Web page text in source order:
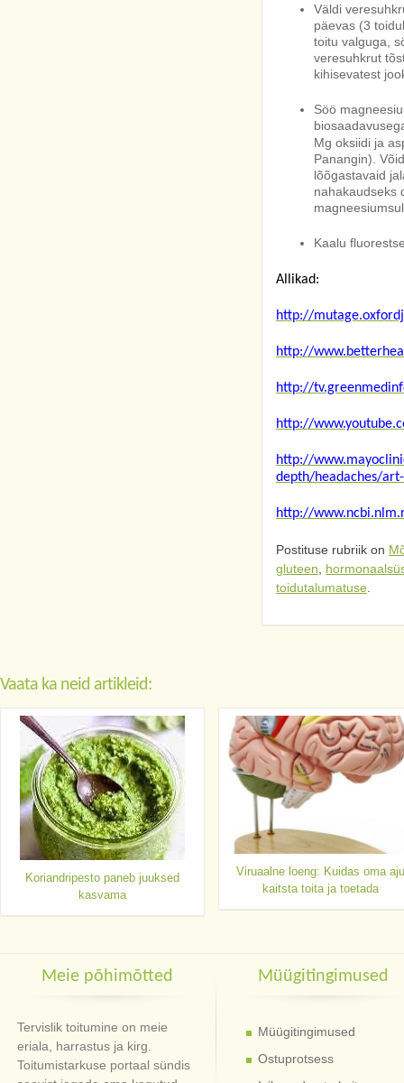
Väldi
päevas (3
toitu valguga,
veresuhkrut
kihisevatest
Söö
Mg oksiidi ja
Panangin).
lõõgastavaid
nahakaudseks
Kaalu
Allikad:
http://
http://
http://
http://
http://
depth/headaches/
http://
Postituse rubriik on
gluteen
toidutalumatuse
Vaata ka neid artikleid:
Koriandripesto paneb juuksed
kasvama
Viruaalne loeng: Kuidas oma aju
kaitsta toita ja toetada
Meie põhimõtted
Tervislik toitumine on meie
eriala, harrastus ja kirg.
Toitumistarkuse portaal sündis
Müügitingimused
Müügitingimused
Ostuprotsess